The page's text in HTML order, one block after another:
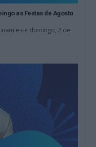
as Festas de Agosto
este domingo, 2 de